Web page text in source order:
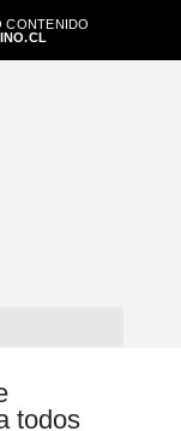
CONTENIDO
todos